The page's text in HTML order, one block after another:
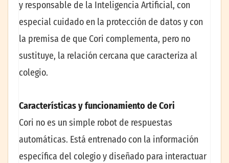
y responsable de la Inteligencia Artificial, con
especial cuidado en la protección de datos y con
la premisa de que Cori complementa, pero no
sustituye, la relación cercana que caracteriza al
colegio.
Características y funcionamiento de Cori
Cori no es un simple robot de respuestas
automáticas. Está entrenado con la información
específica del colegio y diseñado para interactuar